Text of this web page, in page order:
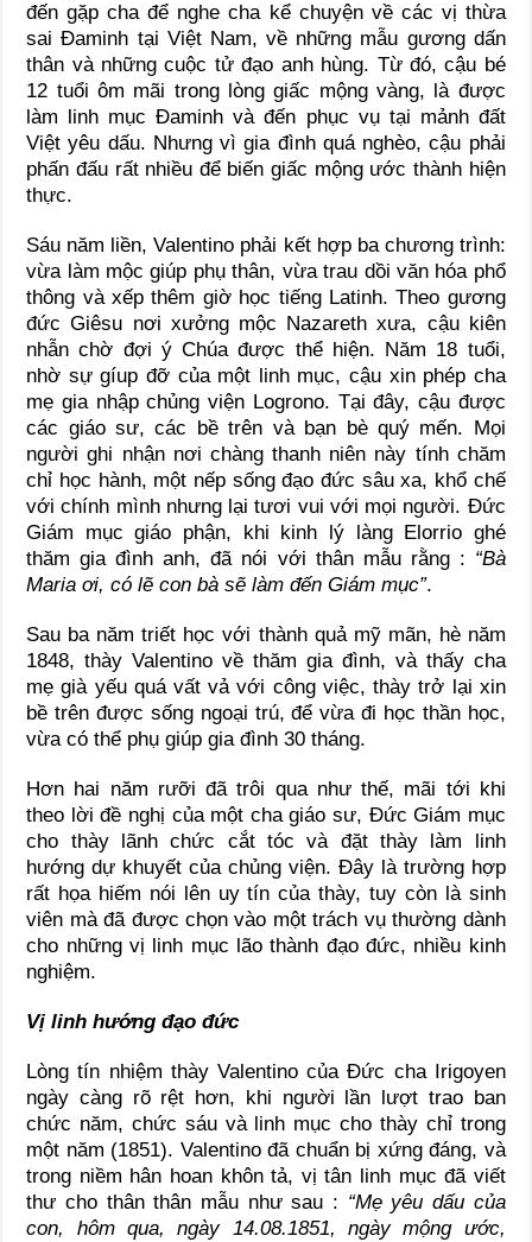
đến gặp cha để nghe cha kể chuyện về các vị thừa
sai Đaminh tại Việt Nam, về những mẫu gương dấn
thân và những cuộc tử đạo anh hùng. Từ đó, cậu bé
12 tuổi ôm mãi trong lòng giấc mộng vàng, là được
làm linh mục Đaminh và đến phục vụ tại mảnh đất
Việt yêu dấu. Nhưng vì gia đình quá nghèo, cậu phải
phấn đấu rất nhiều để biến giấc mộng ước thành hiện
thực.
Sáu năm liền, Valentino phải kết hợp ba chương trình:
vừa làm mộc giúp phụ thân, vừa trau dồi văn hóa phổ
thông và xếp thêm giờ học tiếng Latinh. Theo gương
đức Giêsu nơi xưởng mộc Nazareth xưa, cậu kiên
nhẫn chờ đợi ý Chúa được thể hiện. Năm 18 tuổi,
nhờ sự gíup đỡ của một linh mục, cậu xin phép cha
mẹ gia nhập chủng viện Logrono. Tại đây, cậu được
các giáo sư, các bề trên và bạn bè quý mến. Mọi
người ghi nhận nơi chàng thanh niên này tính chăm
chỉ học hành, một nếp sống đạo đức sâu xa, khổ chế
với chính mình nhưng lại tươi vui với mọi người. Đức
Giám mục giáo phận, khi kinh lý làng Elorrio ghé
thăm gia đình anh, đã nói với thân mẫu rằng : “Bà
Maria ơi, có lẽ con bà sẽ làm đến Giám mục”.
Sau ba năm triết học với thành quả mỹ mãn, hè năm
1848, thày Valentino về thăm gia đình, và thấy cha
mẹ già yếu quá vất vả với công việc, thày trở lại xin
bề trên được sống ngoại trú, để vừa đi học thần học,
vừa có thể phụ giúp gia đình 30 tháng.
Hơn hai năm rưỡi đã trôi qua như thế, mãi tới khi
theo lời đề nghị của một cha giáo sư, Đức Giám mục
cho thày lãnh chức cắt tóc và đặt thày làm linh
hướng dự khuyết của chủng viện. Đây là trường hợp
rất họa hiếm nói lên uy tín của thày, tuy còn là sinh
viên mà đã được chọn vào một trách vụ thường dành
cho những vị linh mục lão thành đạo đức, nhiều kinh
nghiệm.
Vị linh hướng đạo đức
Lòng tín nhiệm thày Valentino của Đức cha Irigoyen
ngày càng rõ rệt hơn, khi người lần lượt trao ban
chức năm, chức sáu và linh mục cho thày chỉ trong
một năm (1851). Valentino đã chuẩn bị xứng đáng, và
trong niềm hân hoan khôn tả, vị tân linh mục đã viết
thư cho thân thân mẫu như sau : “Mẹ yêu dấu của
con, hôm qua, ngày 14.08.1851, ngày mộng ước,